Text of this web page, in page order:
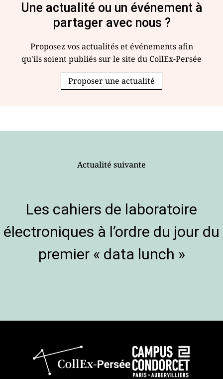
Une actualité ou un événement à
partager avec nous ?
Proposez vos actualités et événements afin
qu'ils soient publiés sur le site du CollEx-Persée
Proposer une actualité
Actualité suivante
Les cahiers de laboratoire
électroniques à l’ordre du jour du
premier « data lunch »